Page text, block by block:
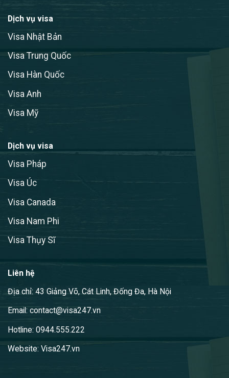
Dịch vụ visa
Visa Nhật Bản
Visa Trung Quốc
Visa Hàn Quốc
Visa Anh
Visa Mỹ
Dịch vụ visa
Visa Pháp
Visa Úc
Visa Canada
Visa Nam Phi
Visa Thụy Sĩ
Liên hệ
Địa chỉ: 43 Giảng Võ, Cát Linh, Đống Đa, Hà Nội
Email: contact@visa247.vn
Hotline: 0944.555.222
Website: Visa247.vn